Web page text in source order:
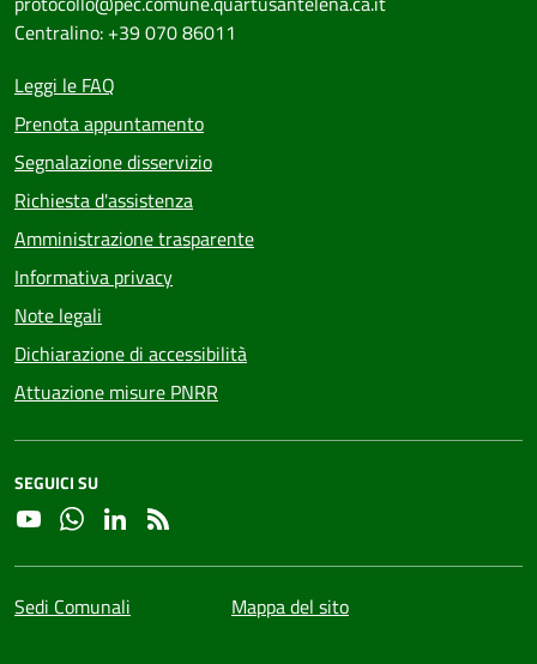
Centralino: +39 070 86011
Leggi le FAQ
Prenota appuntamento
Segnalazione disservizio
Richiesta d'assistenza
Amministrazione trasparente
Informativa privacy
Note legali
Dichiarazione di accessibilità
Attuazione misure PNRR
SEGUICI SU
YouTubeWhatsapp
Linkedin
Sedi Comunali Mappa del sito